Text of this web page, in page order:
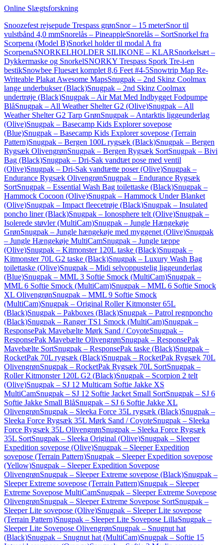
Online Slægtsforskning
Snoozefest rejsepude Trespass grønSnor – 15 meterSnor til
vulstbånd 4,0 mmSnorelås – PineappleSnorelås – SortSnorkel fra
Scorpena (Model B)Snorkel holder til modal A fra
ScorpenaSNORKELHOLDER SILIKONE – KLARSnorkelsæt –
Dykkermaske og SnorkelSNORKY Trespass Spork Tre-i-en
bestikSnowbee Fluesæt komplet 8,6 Feet #4-5Snowtrip Map Re-
Writeable Plakat Awesome MapsSnugpak – 2nd Skinz Coolmax
lange underbukser (Black)Snugpak – 2nd Skinz Coolmax
undertrøje (Black)Snugpak – Air Mat Med Indbygget Fodpumpe
BlåSnugpak – All Weather Shelter G2 (Olive)Snugpak – All
Weather Shelter G2 Tarp GrønSnugpak – Antarktis liggeunderlag
(Olive)Snugpak – Basecamp Kids Explorer sovepose
(Blue)Snugpak – Basecamp Kids Explorer sovepose (Terrain
Pattern)Snugpak – Bergen 100L rygsæk (Black)Snugpak – Bergen
Rygsæk OlivengrønSnugpak – Bergen Rygsæk SortSnugpak – Bivi
Bag (Black)Snugpak – Dri-Sak vandtæt pose med ventil
(Olive)Snugpak – Dri-Sak vandtætte poser (Olive)Snugpak –
Endurance Rygsæk OlivengrønSnugpak – Endurance Rygsæk
SortSnugpak – Essential Wash Bag toilettaske (Black)Snugpak –
Hammock Cocoon (Olive)Snugpak – Hammock Under Blanket
(Olive)Snugpak – Impact fleecetrøje (Black)Snugpak – Insulated
poncho liner (Black)Snugpak – Ionosphere telt (Olive)Snugpak –
Isolerede støvler (MultiCam)Snugpak – Jungle Hængekøje
GrønSnugpak – Jungle hængekøje med myggenet (Olive)Snugpak
– Jungle Hængekøje MultiCamSnugpak – Jungle tæppe
(Olive)Snugpak – Kitmonster 120L taske (Black)Snugpak –
Kitmonster 70L G2 taske (Black)Snugpak – Luxury Wash Bag
toilettaske (Olive)Snugpak – Midi selvoppustelig liggeunderlag
(Blue)Snugpak – MML 3 Softie Smock (MultiCam)Snugpak –
MML 6 Softie Smock (MultiCam)Snugpak – MML 6 Softie Smock
XL OlivengrønSnugpak – MML 9 Softie Smock
(MultiCam)Snugpak – Original Roller Kitmonster 65L
(Black)Snugpak – Pakboxes (Black)Snugpak – Patrol regnponcho
(Black)Snugpak – Ranger TS1 Smock (MultiCam)Snugpak –
ResponsePak Mavebælte Mørk Sand / CoyoteSnugpak –
ResponsePak Mavebælte OlivengrønSnugpak – ResponsePak
Mavebælte SortSnugpak – ResponsePak taske (Black)Snugpak –
RocketPak 70L rygsæk (Black)Snugpak – RocketPak Rygsæk 70L
OlivengrønSnugpak – RocketPak Rygsæk 70L SortSnugpak –
Roller Kitmonster 120L G2 (Black)Snugpak – Scorpion 2 telt
(Olive)Snugpak – SJ 12 Multicam Softie Jakke XS
MultiCamSnugpak – SJ 12 Softie Jacket Small SortSnugpak – SJ 6
Softie Jakke Small BlåSnugpak – SJ 6 Softie Jakke XL
OlivengrønSnugpak – Sleeka Force 35L rygsæk (Black)Snugpak –
Sleeka Force Rygsæk 35L Mørk Sand / CoyoteSnugpak – Sleeka
Force Rygsæk 35L OlivengrønSnugpak – Sleeka Force Rygsæk
35L SortSnugpak – Sleeka Original (Olive)Snugpak – Sleeper
Expedition sovepose (Olive)Snugpak – Sleeper Expedition
sovepose (Terrain Pattern)Snugpak – Sleeper Expedition sovepose
(Yellow)Snugpak – Sleeper Expedition Sovepose
OlivengrønSnugpak – Sleeper Extreme sovepose (Black)Snugpak –
Sleeper Extreme sovepose (Terrain Pattern)Snugpak – Sleeper
Extreme Sovepose MultiCamSnugpak – Sleeper Extreme Sovepose
OlivengrønSnugpak – Sleeper Extreme Sovepose SortSnugpak –
Sleeper Lite sovepose (Olive)Snugpak – Sleeper Lite sovepose
(Terrain Pattern)Snugpak – Sleeper Lite Sovepose LillaSnugpak –
Sleeper Lite Sovepose OlivengrønSnugpak – Snugnut hat
(Black)Snugpak – Snugnut hat (MultiCam)Snugpak – Softie 15